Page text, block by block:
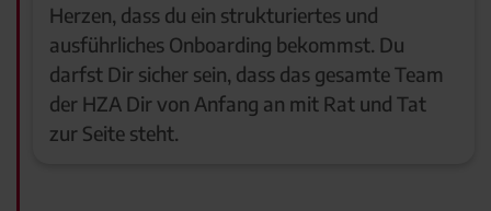
Herzen, dass du ein strukturiertes und
ausführliches Onboarding bekommst. Du
darfst Dir sicher sein, dass das gesamte Team
der HZA Dir von Anfang an mit Rat und Tat
zur Seite steht.